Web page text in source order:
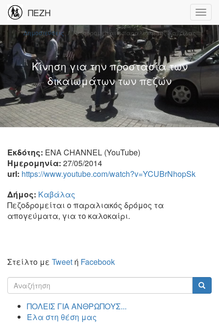
ΠΕΖΗ
Δημοσιεύσεις Πεζοδρομείται η παραλιακή της Καβάλας
Κίνηση για την προστασία των
δικαιωμάτων των πεζών
Εκδότης: ENA CHANNEL (YouTube)
Ημερομηνία: 27/05/2014
url: https://www.youtube.com/watch?v=YCUBrNhopSk
Δήμος: Καβάλας
Πεζοδρομείται ο παραλιακός δρόμος τα
απογεύματα, για το καλοκαίρι.
Στείλτο με Tweet ή Facebook
Φόρμα
αναζήτησης
ΠΟΛΕΙΣ ΓΙΑ ΑΝΘΡΩΠΟΥΣ...
Έλα στη θέση μας